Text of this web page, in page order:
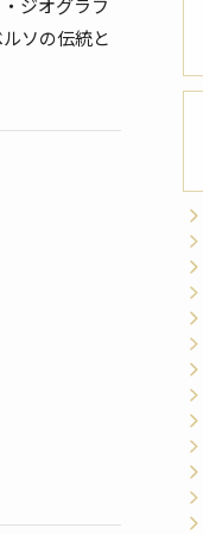
ソの伝統と